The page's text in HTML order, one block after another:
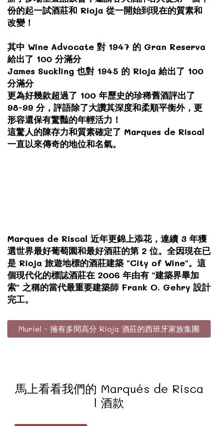
份的起一試酒莊和 Rioja 從一開始到現在的質素和
改變！
其中 Wine Advocate 對 1947 的 Gran Reserva
給出了 100 分滿分
James Suckling 也對 1945 的 Rioja 給出了 100
分滿分
更為好幾款超過了 100 年歷史的珍稀舊酒評出了
98-99 分，評語除了大讚其深度和柔順平衡外，更
形容還保有驚豔的年輕活力！
這驚人的陳存力和質素確定了 Marques de Riscal
一直以來傳奇的地位和名氣。
Marques de Riscal 近年更錦上添花，連續 3 年獲
選世界最好葡萄園和最好酒莊的第 2 位。全因現在已
是 Rioja 旅遊地標的酒莊建築 "City of Wine"。這
個現代化的標誌酒莊在 2006 年由有 "建築界畢加
索" 之稱的當代最重要建築師 Frank O. Gehry 設計
完工。
Muriel - 擁有多間高分 Rioja 酒莊的西班牙家族集團
馬上看看我們的 Marqués de Risca
l 酒款